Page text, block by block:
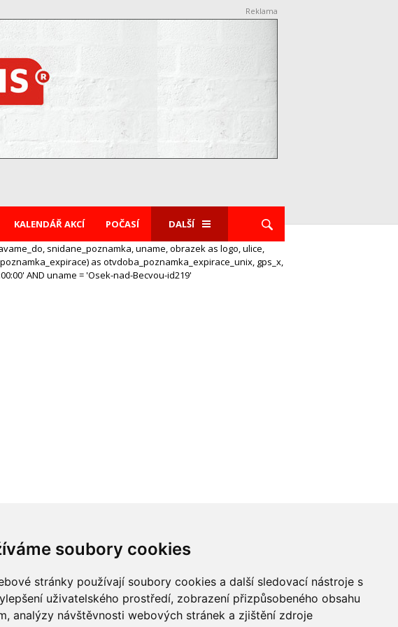
soubory cookies
stránky používají soubory cookies a další sledovací nástroje s
uživatelského prostředí, zobrazení přizpůsobeného obsahu
analýzy návštěvnosti webových stránek a zjištění zdroje
Reklama
KALENDÁŘ AKCÍ POČASÍ
DALŠÍ
snidane_poznamka, uname, obrazek as logo, ulice,
as otvdoba_poznamka_expirace_unix, gps_x,
AND uname = 'Osek-nad-Becvou-id219'